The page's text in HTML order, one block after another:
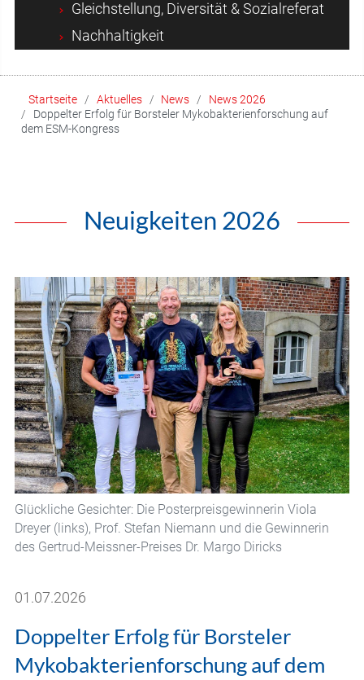
Gleichstellung, Diversität & Sozialreferat
Nachhaltigkeit
Startseite Aktuelles News
News 2026
Doppelter Erfolg für Borsteler Mykobakterienforschung auf
dem ESM-Kongress
Neuigkeiten 2026
Glückliche Gesichter: Die Posterpreisgewinnerin Viola
Dreyer (links), Prof. Stefan Niemann und die Gewinnerin
des Gertrud-Meissner-Preises Dr. Margo Diricks
01.07.2026
Doppelter Erfolg für Borsteler
Mykobakterienforschung auf dem